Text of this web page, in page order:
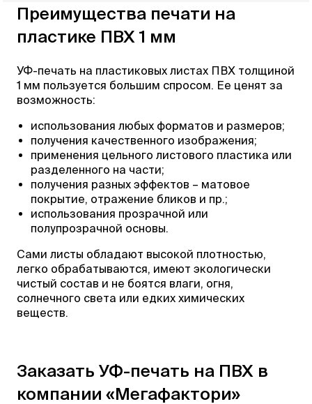
Преимущества печати на
пластике ПВХ 1 мм
УФ-печать на пластиковых листах ПВХ толщиной
1 мм пользуется большим спросом. Ее ценят за
возможность:
использования любых форматов и размеров;
получения качественного изображения;
применения цельного листового пластика или
разделенного на части;
получения разных эффектов – матовое
покрытие, отражение бликов и пр.;
использования прозрачной или
полупрозрачной основы.
Сами листы обладают высокой плотностью,
легко обрабатываются, имеют экологически
чистый состав и не боятся влаги, огня,
солнечного света или едких химических
веществ.
Заказать УФ-печать на ПВХ в
компании «Мегафактори»